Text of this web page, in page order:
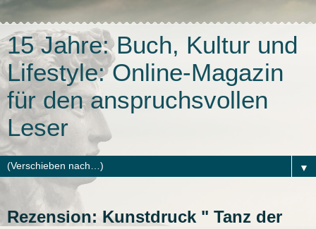
15 Jahre: Buch, Kultur und
Lifestyle: Online-Magazin
für den anspruchsvollen
Leser
▼
Rezension: Kunstdruck " Tanz der